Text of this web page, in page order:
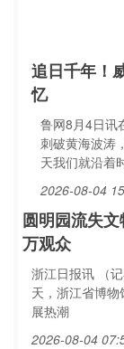
追日千年！
忆
鲁网8月4日讯
刺破黄海波涛
天我们就沿着
2026-08-04
圆明园流失
万观众
浙江日报讯 （
天，浙江省博
展热潮
2026-08-04